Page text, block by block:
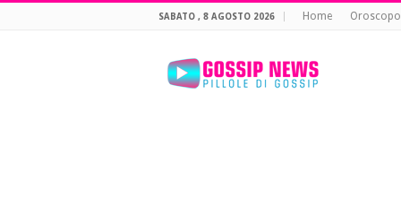
SABATO , 8 AGOSTO 2026 Home Oroscopo